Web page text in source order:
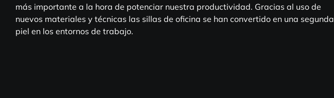
más importante a la hora de potenciar nuestra productividad. Gracias al uso de
nuevos materiales y técnicas las sillas de oficina se han convertido en una segunda
piel en los entornos de trabajo.